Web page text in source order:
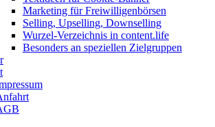
Marketing für Freiwilligenbörsen
Selling, Upselling, Downselling
Wurzel-Verzeichnis in content.life
Besonders an speziellen Zielgruppen